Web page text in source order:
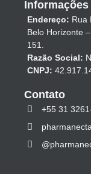
Informações
Endereço: Rua
Belo Horizonte
151.
Razão Social:
CNPJ:
Contato
+55 31